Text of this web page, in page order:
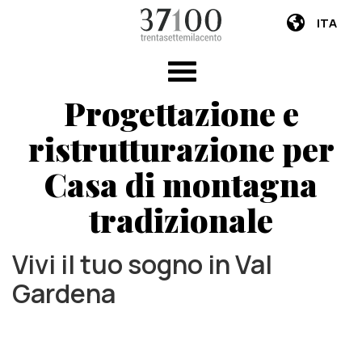
ITA
Progettazione e
ristrutturazione per
Casa di montagna
tradizionale
Vivi il tuo sogno in Val
Gardena